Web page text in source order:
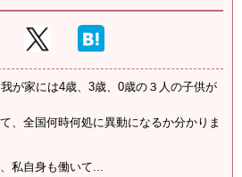
が家には4歳、3歳、0歳の３人の子供が
、全国何時何処に異動になるか分かりま
私自身も働いて...